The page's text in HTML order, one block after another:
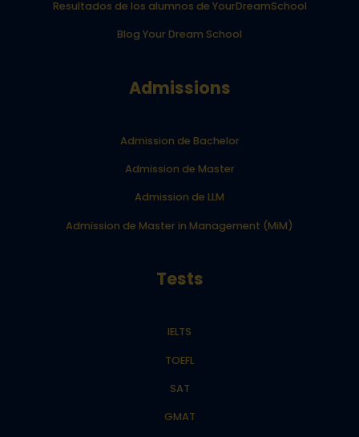
Resultados de los alumnos de YourDreamSchool
Blog Your Dream School
Admissions
Admission de Bachelor
Admission de Master
Admission de LLM
Admission de Master in Management (MiM)
Tests
IELTS
TOEFL
SAT
GMAT